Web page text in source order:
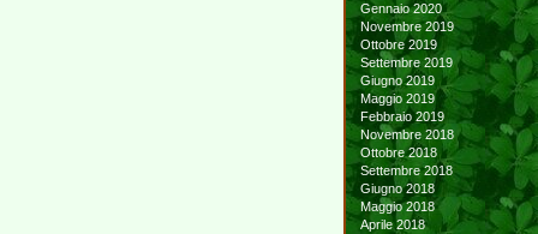
Gennaio 2020
Novembre 2019
Ottobre 2019
Settembre 2019
Giugno 2019
Maggio 2019
Febbraio 2019
Novembre 2018
Ottobre 2018
Settembre 2018
Giugno 2018
Maggio 2018
Aprile 2018